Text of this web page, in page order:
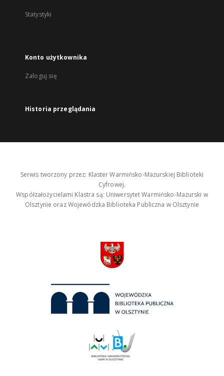
Statystyki
Konto użytkownika
Zaloguj się
Historia przeglądania
Serwis tworzony przez: Klaster Warmińsko-Mazurskiej Biblioteki
Cyfrowej.
Współzałożycielami Klastra są: Uniwersytet Warmińsko-Mazurski w
Olsztynie oraz Wojewódzka Biblioteka Publiczna w Olsztynie